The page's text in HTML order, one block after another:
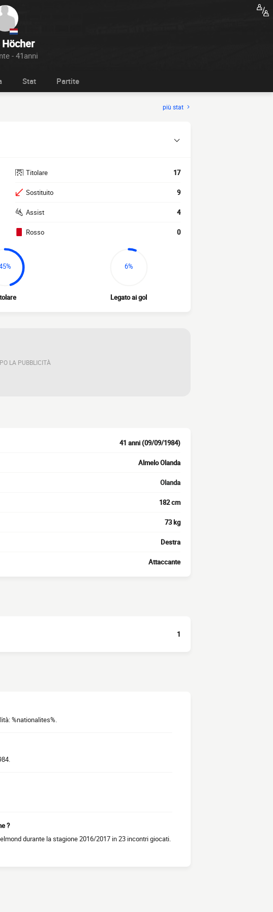
- 41anni
Stat Partite
più stat
Titolare 17
Sostituito 9
Assist 4
Rosso 0
6%
Legato ai gol
LA PUBBLICITÀ
41 anni (09/09/1984)
Almelo Olanda
Olanda
182 cm
73 kg
Destra
Attaccante
1
%nationalites%.
?
durante la stagione 2016/2017 in 23 incontri giocati.